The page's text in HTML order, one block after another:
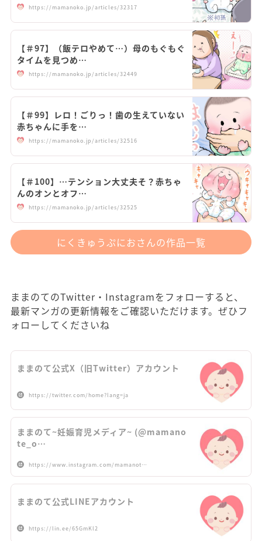
https://mamanoko.jp/articles/32317
【＃97】（飯テロやめて…）母のもぐもぐ
タイムを見つめ…
https://mamanoko.jp/articles/32449
【＃99】レロ！ごりっ！歯の生えていない
赤ちゃんに手を…
https://mamanoko.jp/articles/32516
【＃100】…テンション大丈夫そ？赤ちゃ
んのオンとオフ…
https://mamanoko.jp/articles/32525
にくきゅうぷにおさんの作品一覧
ままのてのTwitter・Instagramをフォローすると、
最新マンガの更新情報をご確認いただけます。ぜひフ
ォローしてくださいね
ままのて公式X（旧Twitter）アカウント
https://twitter.com/home?lang=ja
ままのて~妊娠育児メディア~ (@mamano
te_o…
https://www.instagram.com/mamanot…
ままのて公式LINEアカウント
https://lin.ee/65GmKl2